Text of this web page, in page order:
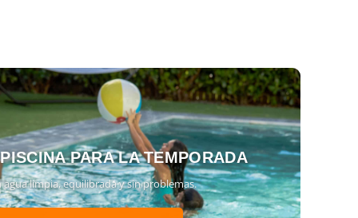
PARA LA TEMPORADA
agua limpia, equilibrada y sin problemas.